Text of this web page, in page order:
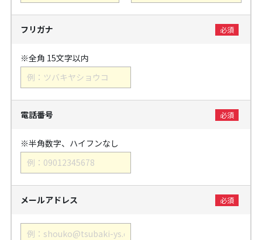
フリガナ
※全角 15文字以内
電話番号
※半角数字、ハイフンなし
メールアドレス